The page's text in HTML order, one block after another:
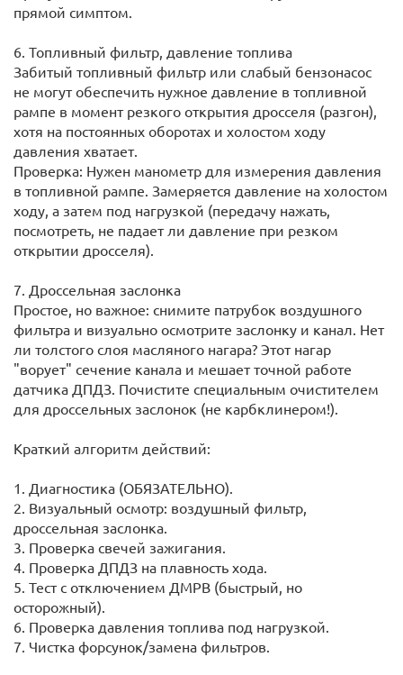
прямой симптом.
6. Топливный фильтр, давление топлива
Забитый топливный фильтр или слабый бензонасос
не могут обеспечить нужное давление в топливной
рампе в момент резкого открытия дросселя (разгон),
хотя на постоянных оборотах и холостом ходу
давления хватает.
Проверка: Нужен манометр для измерения давления
в топливной рампе. Замеряется давление на холостом
ходу, а затем под нагрузкой (передачу нажать,
посмотреть, не падает ли давление при резком
открытии дросселя).
7. Дроссельная заслонка
Простое, но важное: снимите патрубок воздушного
фильтра и визуально осмотрите заслонку и канал. Нет
ли толстого слоя масляного нагара? Этот нагар
"ворует" сечение канала и мешает точной работе
датчика ДПДЗ. Почистите специальным очистителем
для дроссельных заслонок (не карбклинером!).
Краткий алгоритм действий:
1. Диагностика (ОБЯЗАТЕЛЬНО).
2. Визуальный осмотр: воздушный фильтр,
дроссельная заслонка.
3. Проверка свечей зажигания.
4. Проверка ДПДЗ на плавность хода.
5. Тест с отключением ДМРВ (быстрый, но
осторожный).
6. Проверка давления топлива под нагрузкой.
7. Чистка форсунок/замена фильтров.